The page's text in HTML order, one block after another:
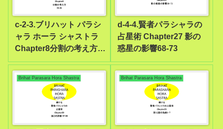
c-2-3.ブリハット パラシ
ャラ ホーラ シャストラ
Chapter8分割の考え方
33-36
d-4-4.賢者パラシャラの
占星術 Chapter27 影の
惑星の影響68-73
Brihat Parasara Hora Shastra Brihat Parasara Hora Shastra